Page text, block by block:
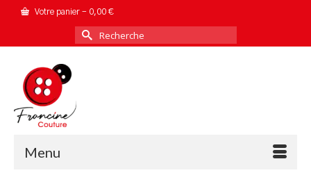
Votre panier - 0,00 €
Rechercher :
Menu